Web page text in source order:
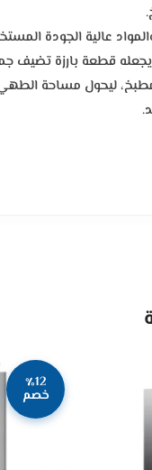
عالية الجودة
قطعة بارزة تضيف
ليحول مساحة
٪12
خصم